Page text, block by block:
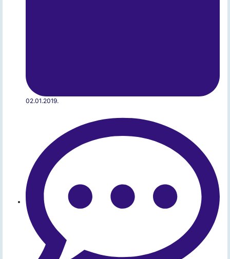
02.01.2019.